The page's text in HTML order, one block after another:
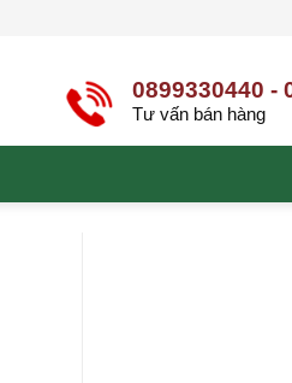
0899330440 -
Tư vấn bán hàng